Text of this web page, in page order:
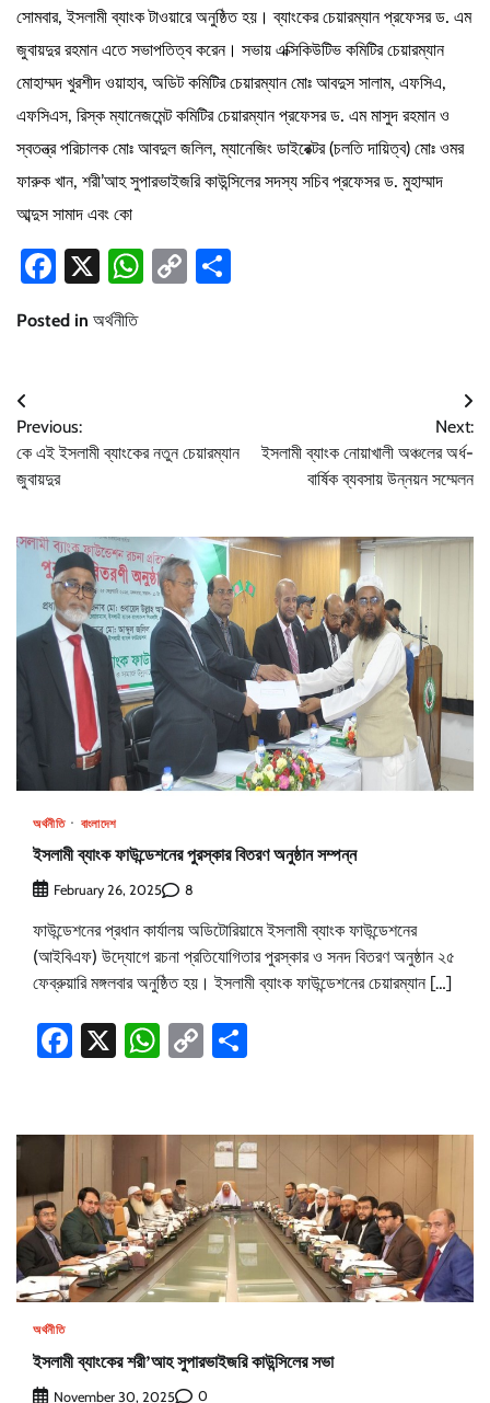
সোমবার, ইসলামী ব্যাংক টাওয়ারে অনুষ্ঠিত হয়। ব্যাংকের চেয়ারম্যান প্রফেসর ড. এম
জুবায়দুর রহমান এতে সভাপতিত্ব করেন। সভায় এক্সিকিউটিভ কমিটির চেয়ারম্যান
মোহাম্মদ খুরশীদ ওয়াহাব, অডিট কমিটির চেয়ারম্যান মোঃ আবদুস সালাম, এফসিএ,
এফসিএস, রিস্ক ম্যানেজমেন্ট কমিটির চেয়ারম্যান প্রফেসর ড. এম মাসুদ রহমান ও
স্বতন্ত্র পরিচালক মোঃ আবদুল জলিল, ম্যানেজিং ডাইরেক্টর (চলতি দায়িত্ব) মোঃ ওমর
ফারুক খান, শরী’আহ সুপারভাইজরি কাউন্সিলের সদস্য সচিব প্রফেসর ড. মুহাম্মাদ
আব্দুস সামাদ এবং কো
Facebook
X WhatsApp
Copy
Posted in অর্থনীতি
Post
navigation
Previous:
কে এই ইসলামী ব্যাংকের নতুন চেয়ারম্যান
জুবায়দুর
Next:
ইসলামী ব্যাংক নোয়াখালী অঞ্চলের অর্ধ-
বার্ষিক ব্যবসায় উন্নয়ন সম্মেলন
অর্থনীতি বাংলাদেশ
ইসলামী ব্যাংক ফাউন্ডেশনের পুরস্কার বিতরণ অনুষ্ঠান সম্পন্ন
February 26, 2025 8
ফাউন্ডেশনের প্রধান কার্যালয় অডিটোরিয়ামে ইসলামী ব্যাংক ফাউন্ডেশনের
(আইবিএফ) উদ্যোগে রচনা প্রতিযোগিতার পুরস্কার ও সনদ বিতরণ অনুষ্ঠান ২৫
ফেব্রুয়ারি মঙ্গলবার অনুষ্ঠিত হয়। ইসলামী ব্যাংক ফাউন্ডেশনের চেয়ারম্যান […]
Facebook
X WhatsApp
Copy
অর্থনীতি
ইসলামী ব্যাংকের শরী’আহ সুপারভাইজরি কাউন্সিলের সভা
November 30, 2025 0